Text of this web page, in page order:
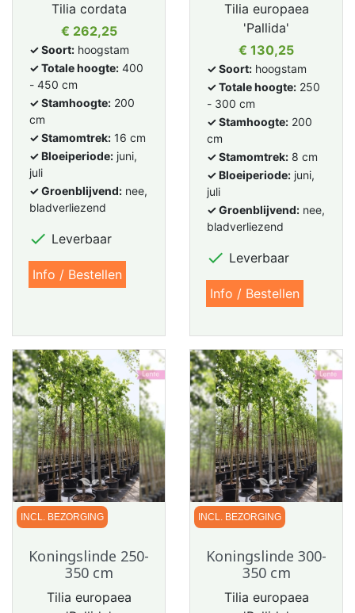
Tilia cordata
Prijs
€ 262,25
✓ Soort: hoogstam
✓ Totale hoogte: 400
- 450 cm
✓ Stamhoogte: 200
cm
✓ Stamomtrek: 16 cm
✓ Bloeiperiode: juni,
juli
✓ Groenblijvend: nee,
bladverliezend
 Leverbaar
Info / Bestellen
Tilia europaea
'Pallida'
Prijs
€ 130,25
✓ Soort: hoogstam
✓ Totale hoogte: 250
- 300 cm
✓ Stamhoogte: 200
cm
✓ Stamomtrek: 8 cm
✓ Bloeiperiode: juni,
juli
✓ Groenblijvend: nee,
bladverliezend
 Leverbaar
Info / Bestellen
INCL. BEZORGING
Koningslinde 250-
350 cm
Tilia europaea
INCL. BEZORGING
Koningslinde 300-
350 cm
Tilia europaea